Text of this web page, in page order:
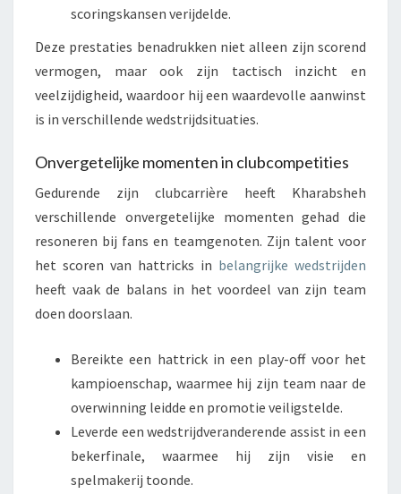
scoringskansen verijdelde.
Deze prestaties benadrukken niet alleen zijn scorend
vermogen, maar ook zijn tactisch inzicht en
veelzijdigheid, waardoor hij een waardevolle aanwinst
is in verschillende wedstrijdsituaties.
Onvergetelijke momenten in clubcompetities
Gedurende zijn clubcarrière heeft Kharabsheh
verschillende onvergetelijke momenten gehad die
resoneren bij fans en teamgenoten. Zijn talent voor
het scoren van hattricks in belangrijke wedstrijden
heeft vaak de balans in het voordeel van zijn team
doen doorslaan.
Bereikte een hattrick in een play-off voor het
kampioenschap, waarmee hij zijn team naar de
overwinning leidde en promotie veiligstelde.
Leverde een wedstrijdveranderende assist in een
bekerfinale, waarmee hij zijn visie en
spelmakerij toonde.